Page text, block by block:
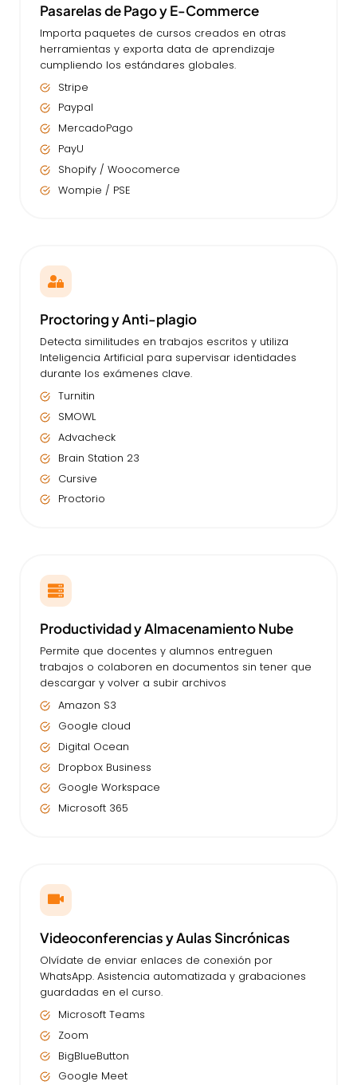
Pasarelas de Pago y E-Commerce
Importa paquetes de cursos creados en otras
herramientas y exporta data de aprendizaje
cumpliendo los estándares globales.
Stripe
Paypal
MercadoPago
PayU
Shopify / Woocomerce
Wompie / PSE
Proctoring y Anti-plagio
Detecta similitudes en trabajos escritos y utiliza
Inteligencia Artificial para supervisar identidades
durante los exámenes clave.
Turnitin
SMOWL
Advacheck
Brain Station 23
Cursive
Proctorio
Productividad y Almacenamiento Nube
Permite que docentes y alumnos entreguen
trabajos o colaboren en documentos sin tener que
descargar y volver a subir archivos
Amazon S3
Google cloud
Digital Ocean
Dropbox Business
Google Workspace
Microsoft 365
Videoconferencias y Aulas Sincrónicas
Olvídate de enviar enlaces de conexión por
WhatsApp. Asistencia automatizada y grabaciones
guardadas en el curso.
Microsoft Teams
Zoom
BigBlueButton
Google Meet